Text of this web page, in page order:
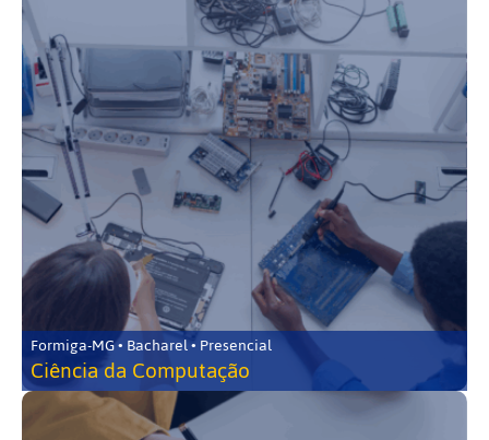
Formiga-MG • Bacharel • Presencial
Ciência da Computação